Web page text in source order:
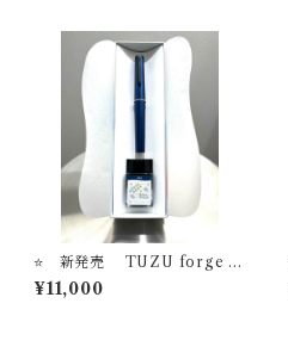
⭐️ 新発売 TUZU forge イ
ンクセット【特別価格】セー
ラー万年筆 アジェスト万年
¥11,000